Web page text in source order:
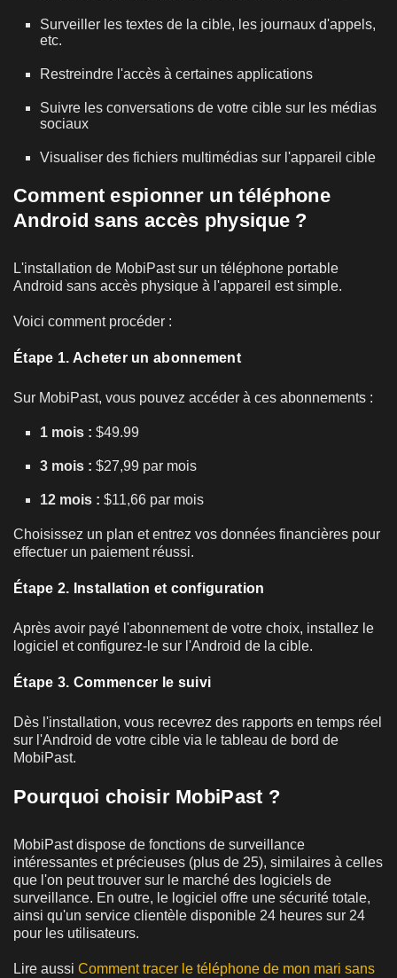
Surveiller les textes de la cible, les journaux d'appels,
etc.
Restreindre l'accès à certaines applications
Suivre les conversations de votre cible sur les médias
sociaux
Visualiser des fichiers multimédias sur l'appareil cible
Comment espionner un téléphone
Android sans accès physique ?
L'installation de MobiPast sur un téléphone portable
Android sans accès physique à l'appareil est simple.
Voici comment procéder :
Étape 1. Acheter un abonnement
Sur MobiPast, vous pouvez accéder à ces abonnements :
1 mois : $49.99
3 mois : $27,99 par mois
12 mois : $11,66 par mois
Choisissez un plan et entrez vos données financières pour
effectuer un paiement réussi.
Étape 2. Installation et configuration
Après avoir payé l'abonnement de votre choix, installez le
logiciel et configurez-le sur l'Android de la cible.
Étape 3. Commencer le suivi
Dès l'installation, vous recevrez des rapports en temps réel
sur l'Android de votre cible via le tableau de bord de
MobiPast.
Pourquoi choisir MobiPast ?
MobiPast dispose de fonctions de surveillance
intéressantes et précieuses (plus de 25), similaires à celles
que l'on peut trouver sur le marché des logiciels de
surveillance. En outre, le logiciel offre une sécurité totale,
ainsi qu'un service clientèle disponible 24 heures sur 24
pour les utilisateurs.
Lire aussi Comment tracer le téléphone de mon mari sans